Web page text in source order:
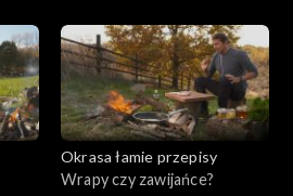
Okrasa łamie przepisy
Wrapy czy zawijańce?